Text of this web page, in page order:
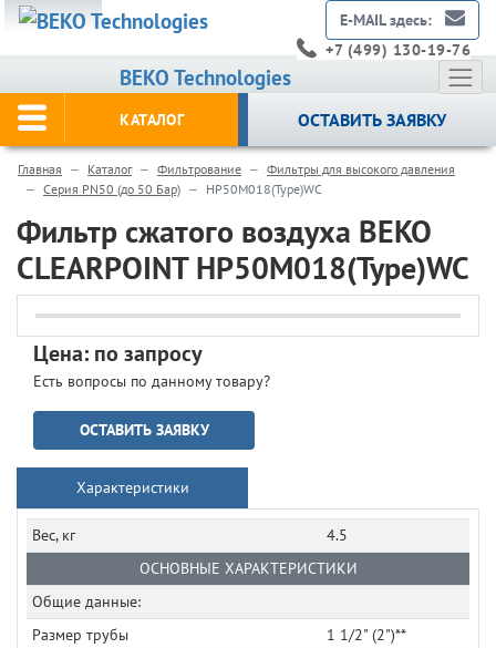
BEKO Technologies
E-MAIL здесь:
+7 (499) 130-19-76
КАТАЛОГ ОСТАВИТЬ ЗАЯВКУ
Главная Каталог Фильтрование
Фильтры для высокого давления
Серия PN50 (до 50 Бар)
HP50M018(Type)WC
Фильтр сжатого воздуха BEKO
CLEARPOINT HP50M018(Type)WC
Цена: по запросу
Есть вопросы по данному товару?
ОСТАВИТЬ ЗАЯВКУ
Характеристики
Вес, кг
4.5
ОСНОВНЫЕ ХАРАКТЕРИСТИКИ
Общие данные:
Размер трубы
1 1/2" (2")**